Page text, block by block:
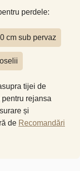
perdele:
cm sub pervaz
tijei de
rejansa
și
de Recomandări